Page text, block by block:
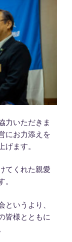
力いただきま
にお力添えを
げます。
てくれた親愛
。
いうより、
皆様とともに